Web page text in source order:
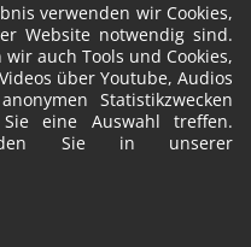
verwenden wir Cookies,
Website notwendig sind.
auch Tools und Cookies,
über Youtube, Audios
Statistikzwecken
eine Auswahl treffen.
Sie in unserer